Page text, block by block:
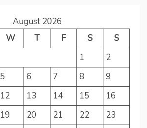
August 2026
W T F S
S
1
2
5 6 7 8
9
12 13 14 15
16
19 20 21 22
23